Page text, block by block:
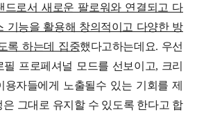
드로서 새로운 팔로워와 연결되고 다
기능을 활용해 창의적이고 다양한 방
록 하는데 집중했다고하는데요. 우선
프로페셔널 모드를 선보이고, 크리
용자들에게 노출될수 있는 기회를 제
그대로 유지할 수 있도록 한다고 합